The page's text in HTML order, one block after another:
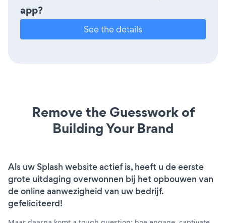
app?
See the details
Remove the Guesswork of
Building Your Brand
Als uw Splash website actief is, heeft u de eerste
grote uitdaging overwonnen bij het opbouwen van
de online aanwezigheid van uw bedrijf.
gefeliciteerd!